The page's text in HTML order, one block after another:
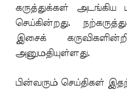
கருத்துக்கள்
செய்கின்றது.
இசைக்
அனுமதியுள்ளது.
பின்வரும் செய்திகள்